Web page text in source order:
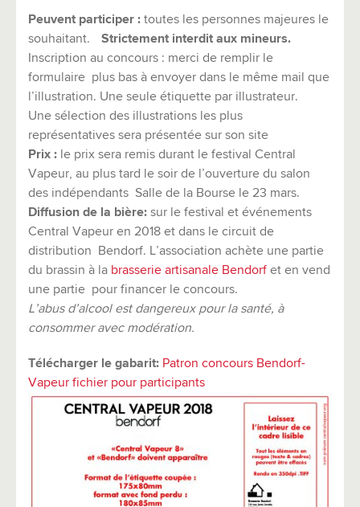
Peuvent participer : toutes les personnes majeures le
souhaitant. Strictement interdit aux mineurs.
Inscription au concours : merci de remplir le
formulaire plus bas à envoyer dans le même mail que
l’illustration. Une seule étiquette par illustrateur.
Une sélection des illustrations les plus
représentatives sera présentée sur son site
Prix : le prix sera remis durant le festival Central
Vapeur, au plus tard le soir de l’ouverture du salon
des indépendants Salle de la Bourse le 23 mars.
Diffusion de la bière: sur le festival et événements
Central Vapeur en 2018 et dans le circuit de
distribution Bendorf. L’association achète une partie
du brassin à la brasserie artisanale Bendorf et en vend
une partie pour financer le concours.
L’abus d’alcool est dangereux pour la santé, à
consommer avec modération.
Télécharger le gabarit: Patron concours Bendorf-
Vapeur fichier pour participants